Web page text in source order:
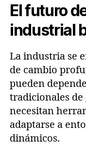
El futuro
industrial
La industria se
de cambio
pueden
tradicionales de
necesitan
adaptarse a
dinámicos.